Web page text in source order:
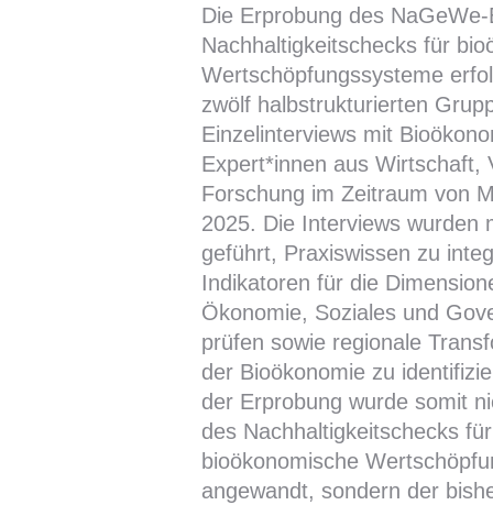
Die Erprobung des
Nachhaltigkeitschecks für
Wertschöpfungssysteme
zwölf halbstrukturierten
Einzelinterviews mit
Expert*innen aus Wirtschaft,
Forschung im Zeitraum von
2025. Die Interviews wurden
geführt, Praxiswissen zu
Indikatoren für die
Ökonomie, Soziales und
prüfen sowie regionale
der Bioökonomie zu
der Erprobung wurde somit
des Nachhaltigkeitschecks für
bioökonomische
angewandt, sondern der